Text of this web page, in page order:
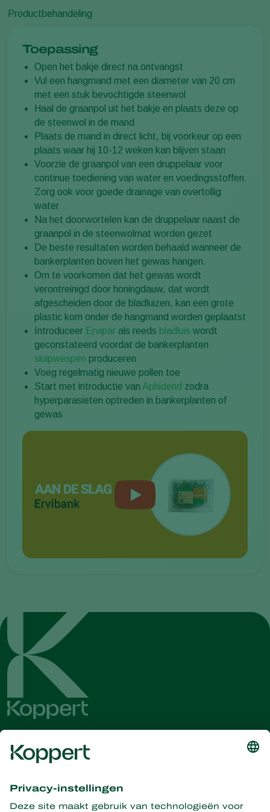
Productbehandeling
Toepassing
Open het bakje direct na ontvangst
Vul een hangmand met een diameter van 20 cm
met een stuk bevochtigde steenwol
Haal de graanpol uit het bakje en plaats deze op
de steenwol in de mand
Plaats de mand in direct licht, bij voorkeur op een
plaats waar hij 10-12 weken kan blijven staan
Voorzie de graanpol van een druppelaar voor
continue toediening van water en voedingsstoffen.
Zorg ook voor goede drainage van overtollig
water
Na het doorwortelen kan de druppelaar naast de
graanpol in de steenwolmat worden gezet
De beste resultaten worden behaald wanneer de
bankerplanten boven het gewas hangen.
Om te voorkomen dat het gewas wordt
verontreinigd door honingdauw, dat wordt
afgescheiden door de bladluizen, kan een grote
plastic kom onder de hangmand worden geplaatst
Introduceer Ervipar als reeds bladluis wordt
geconstateerd voordat de bankerplanten
sluipwespen produceren
Voeg regelmatig nieuwe pollen toe
Start met introductie van Aphidend zodra
hyperparasieten optreden in bankerplanten of
gewas
Ontvang het laatste nieuws en
informatie
Hier aanmelden